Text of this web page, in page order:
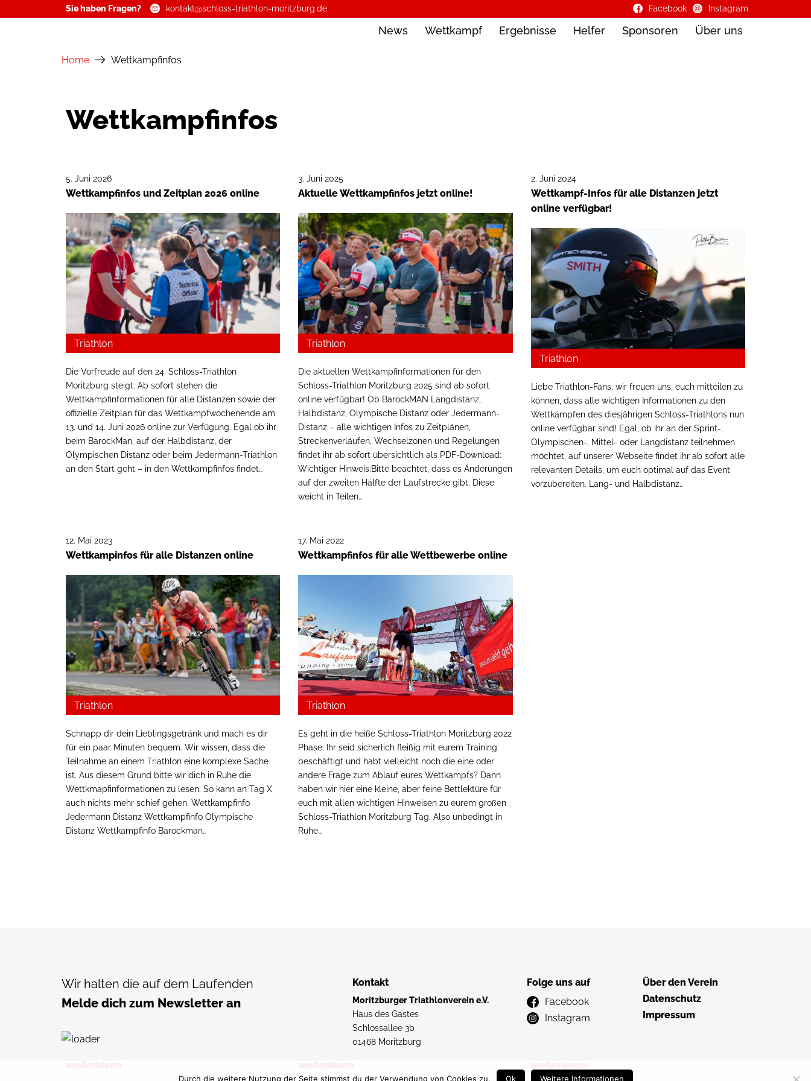
Sie haben Fragen? kontakt@schloss-triathlon-moritzburg.de Facebook Instagram
News Wettkampf Ergebnisse Helfer Sponsoren Über uns
Home Wettkampfinfos
Wettkampfinfos
5. Juni 2026
Wettkampfinfos und Zeitplan 2026 online
Triathlon
Die Vorfreude auf den 24. Schloss-Triathlon
Moritzburg steigt: Ab sofort stehen die
Wettkampfinformationen für alle Distanzen sowie der
offizielle Zeitplan für das Wettkampfwochenende am
13. und 14. Juni 2026 online zur Verfügung. Egal ob ihr
beim BarockMan, auf der Halbdistanz, der
Olympischen Distanz oder beim Jedermann-Triathlon
an den Start geht – in den Wettkampfinfos findet…
3. Juni 2025
Aktuelle Wettkampfinfos jetzt online!
Triathlon
Die aktuellen Wettkampfinformationen für den
Schloss-Triathlon Moritzburg 2025 sind ab sofort
online verfügbar! Ob BarockMAN Langdistanz,
Halbdistanz, Olympische Distanz oder Jedermann-
Distanz – alle wichtigen Infos zu Zeitplänen,
Streckenverläufen, Wechselzonen und Regelungen
findet ihr ab sofort übersichtlich als PDF-Download:
Wichtiger Hinweis:Bitte beachtet, dass es Änderungen
auf der zweiten Hälfte der Laufstrecke gibt. Diese
weicht in Teilen…
2. Juni 2024
Wettkampf-Infos für alle Distanzen jetzt
online verfügbar!
Triathlon
Liebe Triathlon-Fans, wir freuen uns, euch mitteilen zu
können, dass alle wichtigen Informationen zu den
Wettkämpfen des diesjährigen Schloss-Triathlons nun
online verfügbar sind! Egal, ob ihr an der Sprint-,
Olympischen-, Mittel- oder Langdistanz teilnehmen
möchtet, auf unserer Webseite findet ihr ab sofort alle
relevanten Details, um euch optimal auf das Event
vorzubereiten. Lang- und Halbdistanz…
12. Mai 2023
Wettkampinfos für alle Distanzen online
Triathlon
Schnapp dir dein Lieblingsgetränk und mach es dir
für ein paar Minuten bequem. Wir wissen, dass die
Teilnahme an einem Triathlon eine komplexe Sache
ist. Aus diesem Grund bitte wir dich in Ruhe die
Wettkmapfinformationen zu lesen. So kann an Tag X
auch nichts mehr schief gehen. Wettkampfinfo
Jedermann Distanz Wettkampfinfo Olympische
Distanz Wettkampfinfo Barockman…
17. Mai 2022
Wettkampfinfos für alle Wettbewerbe online
Triathlon
Es geht in die heiße Schloss-Triathlon Moritzburg 2022
Phase. Ihr seid sicherlich fleißig mit eurem Training
beschäftigt und habt vielleicht noch die eine oder
andere Frage zum Ablauf eures Wettkampfs? Dann
haben wir hier eine kleine, aber feine Bettlektüre für
euch mit allen wichtigen Hinweisen zu eurem großen
Schloss-Triathlon Moritzburg Tag. Also unbedingt in
Ruhe…
Wir halten die auf dem Laufenden
Melde dich zum Newsletter an
Kontakt
Moritzburger Triathlonverein e.V.
Haus des Gastes
Schlossallee 3b
01468 Moritzburg
Folge uns auf
Facebook
Instagram
Über den Verein
Datenschutz
Impressum
Durch die weitere Nutzung der Seite stimmst du der Verwendung von Cookies zu. Ok Weitere Informationen